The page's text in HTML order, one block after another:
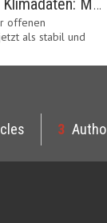
Open-Source-Projekt zu Klimadaten: Meteostat Python Library 1.0 erschienen
offenen
als stabil und
3